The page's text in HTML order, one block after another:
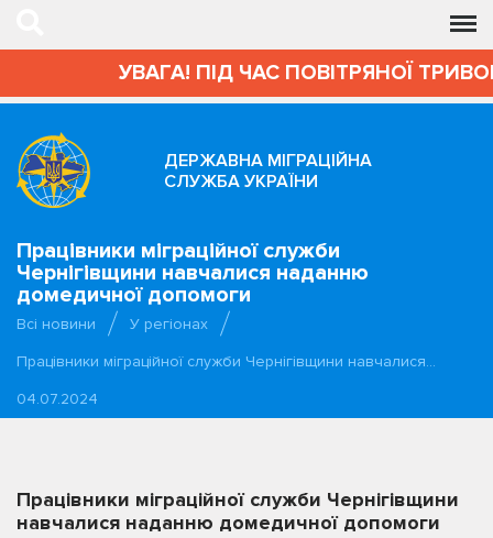
УВАГА! ПІД ЧАС ПОВІТРЯНОЇ
ДЕРЖАВНА МІГРАЦІЙНА
СЛУЖБА УКРАЇНИ
Працівники міграційної служби
Чернігівщини навчалися наданню
домедичної допомоги
Всі новини
У регіонах
Працівники міграційної служби Чернігівщини навчалися…
04.07.2024
Працівники міграційної служби Чернігівщини
навчалися наданню домедичної допомоги